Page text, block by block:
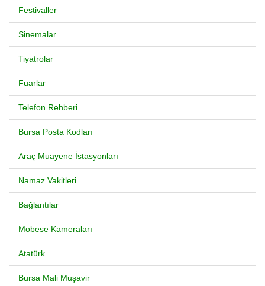
Festivaller
Sinemalar
Tiyatrolar
Fuarlar
Telefon Rehberi
Bursa Posta Kodları
Araç Muayene İstasyonları
Namaz Vakitleri
Bağlantılar
Mobese Kameraları
Atatürk
Bursa Mali Muşavir